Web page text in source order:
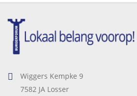
Wiggers Kempke 9
7582 JA Losser